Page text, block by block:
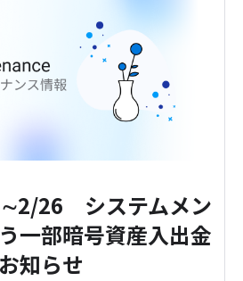
26 システムメン
一部暗号資産入出金
知らせ